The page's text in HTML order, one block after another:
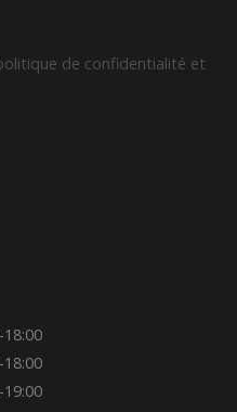
de confidentialité et
18:00
18:00
19:00